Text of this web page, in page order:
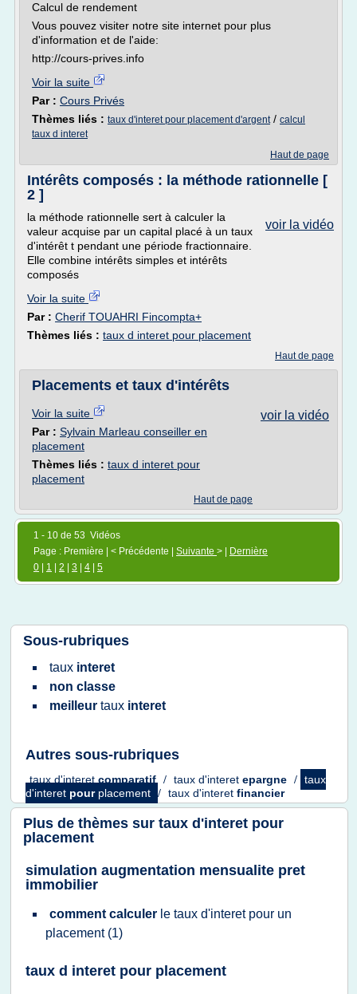
Calcul de rendement
Vous pouvez visiter notre site internet pour plus
d'information et de l'aide:
http://cours-prives.info
Voir la suite
Par : Cours Privés
Thèmes liés : taux d'interet pour placement d'argent/ calcul
taux d interet
Haut de page
Intérêts composés : la méthode rationnelle [
2 ]
voir la vidéo
la méthode rationnelle sert à calculer la
valeur acquise par un capital placé à un taux
d'intérêt t pendant une période fractionnaire.
Elle combine intérêts simples et intérêts
composés
Voir la suite
Par : Cherif TOUAHRI Fincompta+
Thèmes liés : taux d interet pour placement
Haut de page
Placements et taux d'intérêts
voir la vidéo
Voir la suite
Par : Sylvain Marleau conseiller en
placement
Thèmes liés : taux d interet pour
placement
Haut de page
1 - 10 de 53 Vidéos
Page : Première | < Précédente | Suivante > |
Dernière
0
1 2 3 4 5
Sous-rubriques
taux interet
non classe
meilleur taux interet
Autres sous-rubriques
taux d'interetcomparatif / taux d'interet epargne / taux
d'interet pour placement / taux d'interet financier
Plus de thèmes sur taux d'interet pour
placement
simulation augmentation mensualite pret
immobilier
comment calculer le taux d'interet pour un
placement (1)
taux d interet pour placement